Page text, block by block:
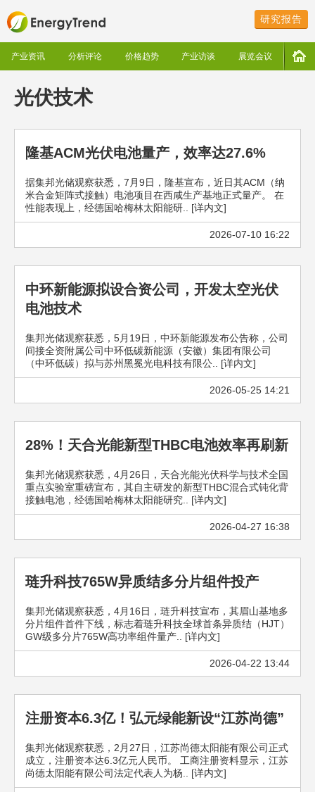
研究报告
产业资讯 分析评论 价格趋势 产业访谈 展览会议
光伏技术
隆基ACM光伏电池量产，效率达27.6%
据集邦光储观察获悉，7月9日，隆基宣布，近日其ACM（纳
米合金矩阵式接触）电池项目在西咸生产基地正式量产。 在
性能表现上，经德国哈梅林太阳能研.. [详内文]
2026-07-10 16:22
中环新能源拟设合资公司，开发太空光伏
电池技术
集邦光储观察获悉，5月19日，中环新能源发布公告称，公司
间接全资附属公司中环低碳新能源（安徽）集团有限公司
（中环低碳）拟与苏州黑冕光电科技有限公.. [详内文]
2026-05-25 14:21
28%！天合光能新型THBC电池效率再刷新
集邦光储观察获悉，4月26日，天合光能光伏科学与技术全国
重点实验室重磅宣布，其自主研发的新型THBC混合式钝化背
接触电池，经德国哈梅林太阳能研究.. [详内文]
2026-04-27 16:38
琏升科技765W异质结多分片组件投产
集邦光储观察获悉，4月16日，琏升科技宣布，其眉山基地多
分片组件首件下线，标志着琏升科技全球首条异质结（HJT）
GW级多分片765W高功率组件量产.. [详内文]
2026-04-22 13:44
注册资本6.3亿！弘元绿能新设“江苏尚德”
集邦光储观察获悉，2月27日，江苏尚德太阳能有限公司正式
成立，注册资本达6.3亿元人民币。 工商注册资料显示，江苏
尚德太阳能有限公司法定代表人为杨.. [详内文]